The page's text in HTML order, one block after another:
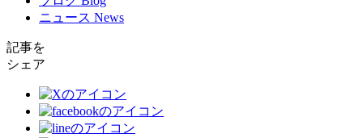
ニュース News
記事を
シェア